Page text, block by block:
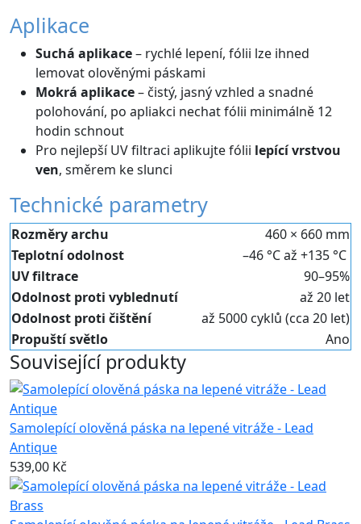
Aplikace
Suchá aplikace– rychlé lepení, fólii lze ihned
lemovat olověnými páskami
Mokrá aplikace– čistý, jasný vzhled a snadné
polohování, po apliakci nechat fólii minimálně 12
hodin schnout
Pro nejlepší UV filtraci aplikujte fólii lepící vrstvou
ven, směrem ke slunci
Technické parametry
Rozměry archu
460 × 660 mm
Teplotní odolnost
–46 °C až +135 °C
UV filtrace
90–95%
Odolnost proti vyblednutí
až 20 let
Odolnost proti čištění
až 5000 cyklů (cca 20 let)
Propuští světlo
Ano
Související produkty
Samolepící olověná páska na lepené vitráže - Lead
Antique
539,00 Kč